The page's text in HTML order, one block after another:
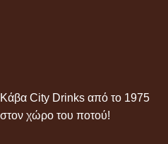
Κάβα City Drinks από το 1975
στον χώρο του ποτού!